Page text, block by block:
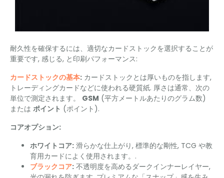
耐久性を確保するには、適切なカードストックを選択することが
重要です, 感じる, と印刷パフォーマンス:
カードストックの基本: カードストックとは厚いものを指します,
トレーディングカードなどに使われる硬質紙. 厚さは通常、次の
単位で測定されます。 GSM (平方メートルあたりのグラム数)
または ポイント (ポイント).
コアオプション:
ホワイトコア: 滑らかな仕上がり, 標準的な剛性, TCG や教
育用カードによく使用されます。.
ブラックコア: 不透明度を高めるダークインナーレイヤー,